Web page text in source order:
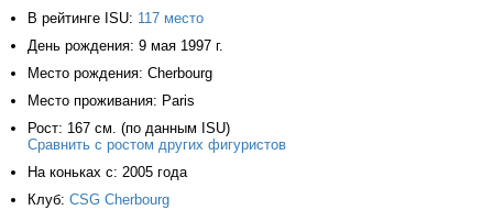
В рейтинге ISU: 117 место
День рождения: 9 мая 1997 г.
Место рождения: Cherbourg
Место проживания: Paris
Рост: 167 см. (по данным ISU)
Сравнить с ростом других фигуристов
На коньках с: 2005 года
Клуб: CSG Cherbourg